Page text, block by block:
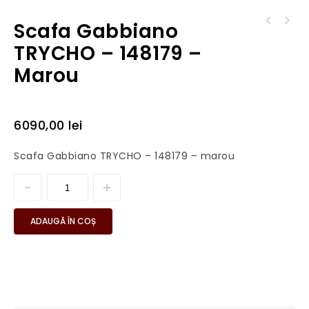
Scafa Gabbiano
TRYCHO – 148179 –
Marou
6090,00 lei
Scafa Gabbiano TRYCHO – 148179 – marou
ADAUGĂ ÎN COȘ